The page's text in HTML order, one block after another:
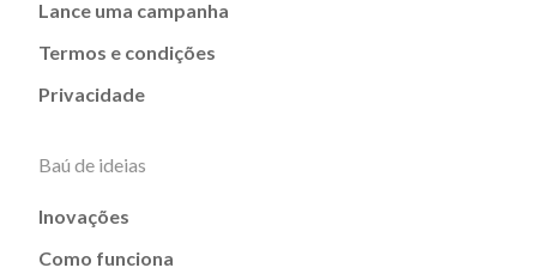
Lance uma campanha
Termos e condições
Privacidade
Baú de ideias
Inovações
Como funciona